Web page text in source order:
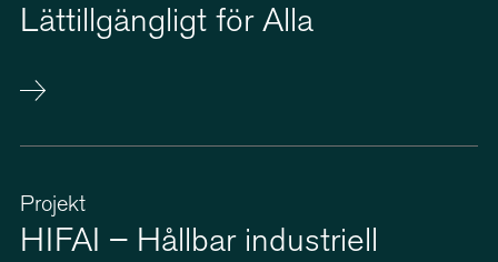
Lättill­gängligt för Alla
Projekt
HIFAI – Hållbar industriell